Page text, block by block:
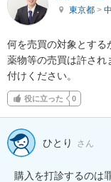
東京都 >
何を売買の対象とする
薬物等の売買は許され
付けください。
役に立った 0
ひとり さん
購入を打診するのは